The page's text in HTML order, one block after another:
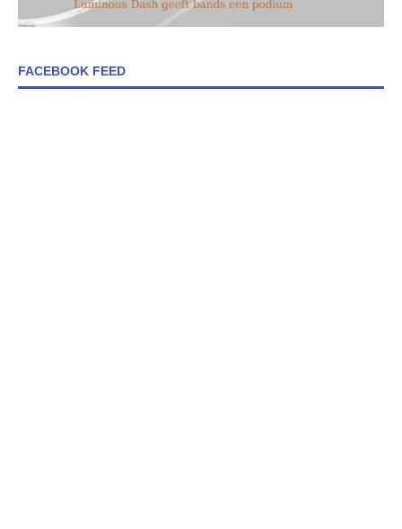
FACEBOOK FEED